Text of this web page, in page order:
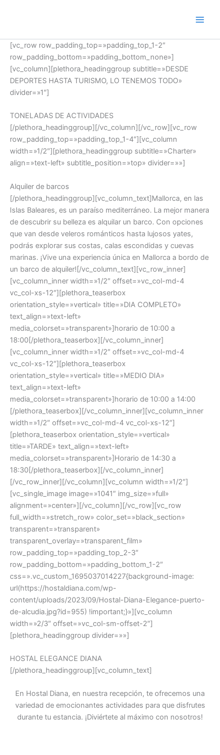
[vc_row row_padding_top=»padding_top_1-2″
row_padding_bottom=»padding_bottom_none»]
[vc_column][plethora_headinggroup subtitle=»DESDE
DEPORTES HASTA TURISMO, LO TENEMOS TODO»
divider=»1″]
TONELADAS DE ACTIVIDADES
[/plethora_headinggroup][/vc_column][/vc_row][vc_row
row_padding_top=»padding_top_1-4″][vc_column
width=»1/2″][plethora_headinggroup subtitle=»Charter»
align=»text-left» subtitle_position=»top» divider=»»]
Alquiler de barcos
[/plethora_headinggroup][vc_column_text]Mallorca, en las
Islas Baleares, es un paraíso mediterráneo. La mejor manera
de descubrir su belleza es alquilar un barco. Con opciones
que van desde veleros románticos hasta lujosos yates,
podrás explorar sus costas, calas escondidas y cuevas
marinas. ¡Vive una experiencia única en Mallorca a bordo de
un barco de alquiler![/vc_column_text][vc_row_inner]
[vc_column_inner width=»1/2″ offset=»vc_col-md-4
vc_col-xs-12″][plethora_teaserbox
orientation_style=»vertical» title=»DIA COMPLETO»
text_align=»text-left»
media_colorset=»transparent»]horario de 10:00 a
18:00[/plethora_teaserbox][/vc_column_inner]
[vc_column_inner width=»1/2″ offset=»vc_col-md-4
vc_col-xs-12″][plethora_teaserbox
orientation_style=»vertical» title=»MEDIO DIA»
text_align=»text-left»
media_colorset=»transparent»]horario de 10:00 a 14:00
[/plethora_teaserbox][/vc_column_inner][vc_column_inner
width=»1/2″ offset=»vc_col-md-4 vc_col-xs-12″]
[plethora_teaserbox orientation_style=»vertical»
title=»TARDE» text_align=»text-left»
media_colorset=»transparent»]Horario de 14:30 a
18:30[/plethora_teaserbox][/vc_column_inner]
[/vc_row_inner][/vc_column][vc_column width=»1/2″]
[vc_single_image image=»1041″ img_size=»full»
alignment=»center»][/vc_column][/vc_row][vc_row
full_width=»stretch_row» color_set=»black_section»
transparent=»transparent»
transparent_overlay=»transparent_film»
row_padding_top=»padding_top_2-3″
row_padding_bottom=»padding_bottom_1-2″
css=».vc_custom_1695037014227{background-image:
url(https://hostaldiana.com/wp-
content/uploads/2023/09/Hostal-Diana-Elegance-puerto-
de-alcudia.jpg?id=955) !important;}»][vc_column
width=»2/3″ offset=»vc_col-sm-offset-2″]
[plethora_headinggroup divider=»»]
HOSTAL ELEGANCE DIANA
[/plethora_headinggroup][vc_column_text]
En Hostal Diana, en nuestra recepción, te ofrecemos una
variedad de emocionantes actividades para que disfrutes
durante tu estancia. ¡Diviértete al máximo con nosotros!